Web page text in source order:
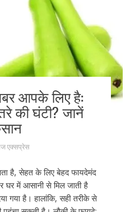
आपके लिए है:
की घंटी? जानें
एक्सप्रेस
है, सेहत के लिए बेहद फायदेमंद
घर में आसानी से मिल जाती है
गया है। हालांकि, सही तरीके से